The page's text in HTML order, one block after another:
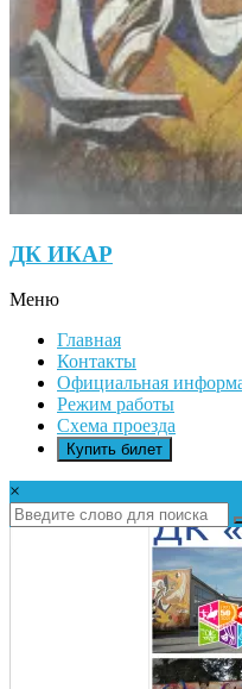
ДК ИКАР
Меню
Главная
Контакты
Официальная
Режим работы
Схема проезда
Купить билет
×